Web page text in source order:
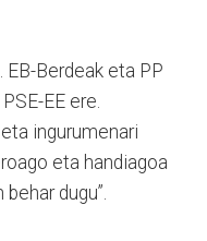
Berdeak eta PP
EE ere.
ingurumenari
eta handiagoa
dugu”.